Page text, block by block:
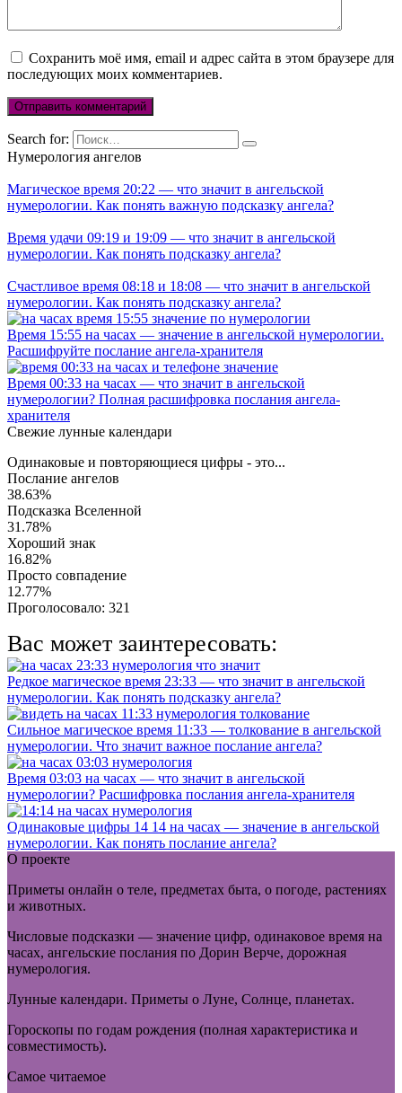
Сохранить моё имя, email и адрес сайта в этом браузере для
последующих моих комментариев.
Search for:
Нумерология ангелов
Магическое время 20:22 — что значит в ангельской
нумерологии. Как понять важную подсказку ангела?
Время удачи 09:19 и 19:09 — что значит в ангельской
нумерологии. Как понять подсказку ангела?
Счастливое время 08:18 и 18:08 — что значит в ангельской
нумерологии. Как понять подсказку ангела?
Время 15:55 на часах — значение в ангельской нумерологии.
Расшифруйте послание ангела-хранителя
Время 00:33 на часах — что значит в ангельской
нумерологии? Полная расшифровка послания ангела-
хранителя
Свежие лунные календари
Одинаковые и повторяющиеся цифры - это...
Послание ангелов
38.63%
Подсказка Вселенной
31.78%
Хороший знак
16.82%
Просто совпадение
12.77%
Проголосовало: 321
Вас может заинтересовать:
Редкое магическое время 23:33 — что значит в ангельской
нумерологии. Как понять подсказку ангела?
Сильное магическое время 11:33 — толкование в ангельской
нумерологии. Что значит важное послание ангела?
Время 03:03 на часах — что значит в ангельской
нумерологии? Расшифровка послания ангела-хранителя
Одинаковые цифры 14 14 на часах — значение в ангельской
нумерологии. Как понять послание ангела?
О проекте
Приметы онлайн о теле, предметах быта, о погоде, растениях
и животных.
Числовые подсказки — значение цифр, одинаковое время на
часах, ангельские послания по Дорин Верче, дорожная
нумерология.
Лунные календари. Приметы о Луне, Солнце, планетах.
Гороскопы по годам рождения (полная характеристика и
совместимость).
Самое читаемое